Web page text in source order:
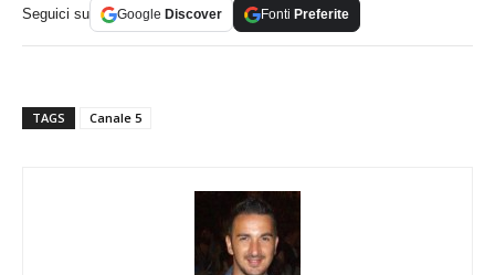
Seguici su Google Discover Fonti Preferite
TAGS Canale 5